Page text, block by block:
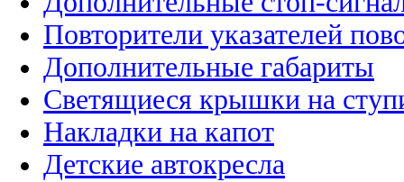
Повторители указателей
Дополнительные габариты
Светящиеся крышки на
Накладки на капот
Детские автокресла